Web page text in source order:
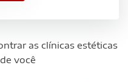
as clínicas estéticas
você